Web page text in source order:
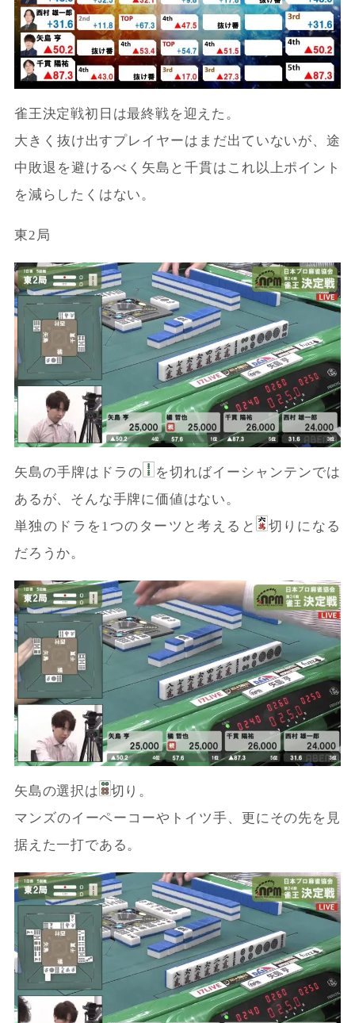
雀王決定戦初日は最終戦を迎えた。
大きく抜け出すプレイヤーはまだ出ていないが、途
中敗退を避けるべく矢島と千貫はこれ以上ポイント
を減らしたくはない。
東2局
矢島の手牌はドラの
を切ればイーシャンテンでは
あるが、そんな手牌に価値はない。
単独のドラを1つのターツと考えると
切りになる
だろうか。
矢島の選択は
切り。
マンズのイーペーコーやトイツ手、更にその先を見
据えた一打である。